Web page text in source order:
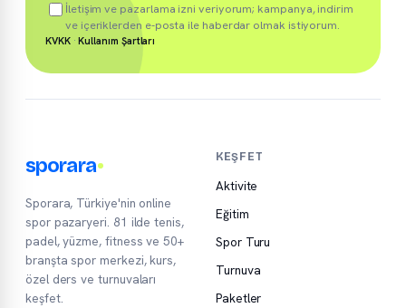
İletişim ve pazarlama izni veriyorum; kampanya, indirim
ve içeriklerden e-posta ile haberdar olmak istiyorum.
KVKK·Kullanım Şartları
sporara
Sporara, Türkiye'nin online
spor pazaryeri. 81 ilde tenis,
padel, yüzme, fitness ve 50+
branşta spor merkezi, kurs,
özel ders ve turnuvaları
keşfet.
KEŞFET
Aktivite
Eğitim
Spor Turu
Turnuva
Paketler